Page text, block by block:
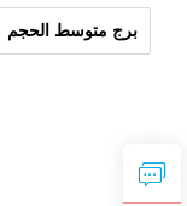
برج متوسط الحجم